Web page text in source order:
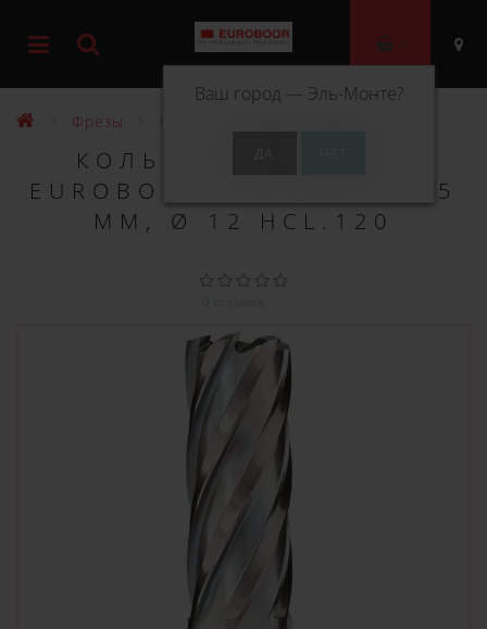
Ваш город — Эль-Монте?
0
Фрезы Фрезы HSS 55 мм
КОЛЬЦЕВОЕ СВЕРЛО
EUROBOOR HSS ДЛИНА 55
ММ, Ø 12 HCL.120